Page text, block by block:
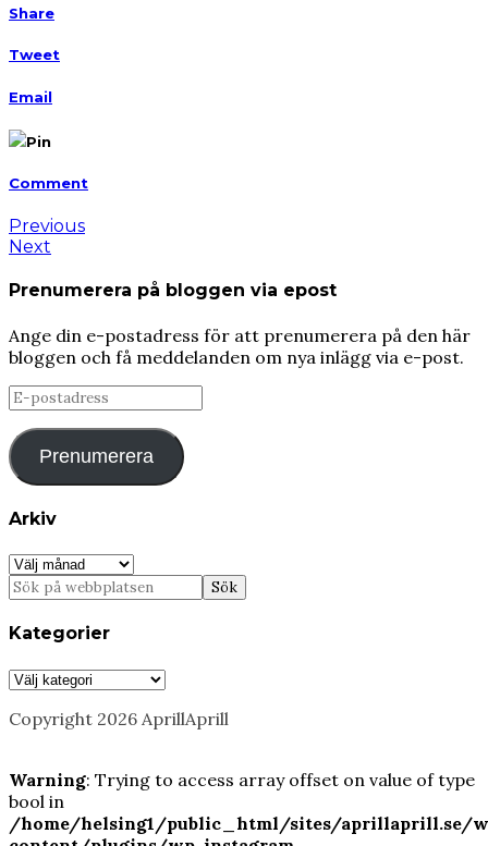
Share
Tweet
Email
Pin
Comment
Previous
Next
Prenumerera på bloggen via epost
Ange din e-postadress för att prenumerera på den här
bloggen och få meddelanden om nya inlägg via e-post.
E-
postadress
Prenumerera
Arkiv
Arkiv
Kategorier
Kategorier
Copyright 2026 AprillAprill
Warning: Trying to access array offset on value of type
bool in
/home/helsing1/public_html/sites/aprillaprill.se/